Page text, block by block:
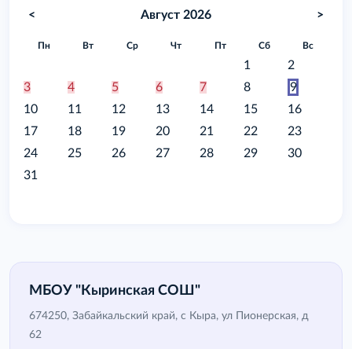
< Август 2026 >
Пн Вт Ср Чт Пт Сб Вс
1
2
3
4 5 6 7 8
9
10
11 12 13 14 15
16
17
18 19 20 21 22
23
24
25 26 27 28 29
30
31
МБОУ "Кыринская СОШ"
674250, Забайкальский край, с Кыра, ул Пионерская, д
62